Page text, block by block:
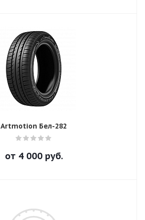
Artmotion Бел-282
от 4 000руб.